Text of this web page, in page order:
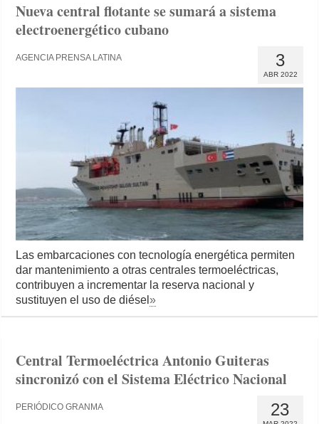
Nueva central flotante se sumará a sistema
electroenergético cubano
3
ABR 2022
AGENCIA PRENSA LATINA
Las embarcaciones con tecnología energética permiten
dar mantenimiento a otras centrales termoeléctricas,
contribuyen a incrementar la reserva nacional y
sustituyen el uso de diésel»
Central Termoeléctrica Antonio Guiteras
sincronizó con el Sistema Eléctrico Nacional
23
PERIÓDICO GRANMA